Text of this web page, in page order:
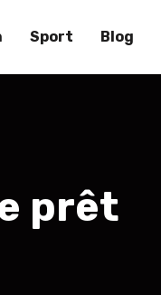
Sport Blog
prêt